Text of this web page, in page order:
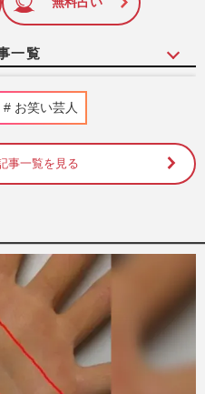
一覧
能人しくじりダイエット》
も成功した高タンパク質ダ
14日号 2023/11/7
グループ、知ってる？
7日号 2017/10/29
には「チョコ渡さない。ま
う」
23日号 2016/2/12
お笑い芸人
事一覧を見る